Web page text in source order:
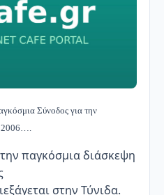
Σύνοδος για την
2006….
παγκόσμια διάσκεψη
στην Τύνιδα.